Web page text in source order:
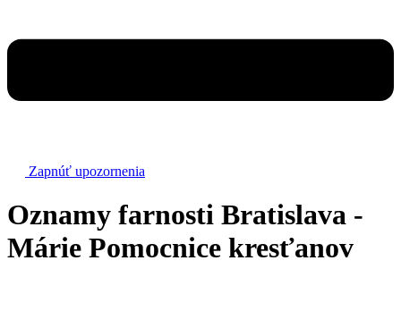
Zapnúť upozornenia
Oznamy farnosti Bratislava -
Márie Pomocnice kresťanov